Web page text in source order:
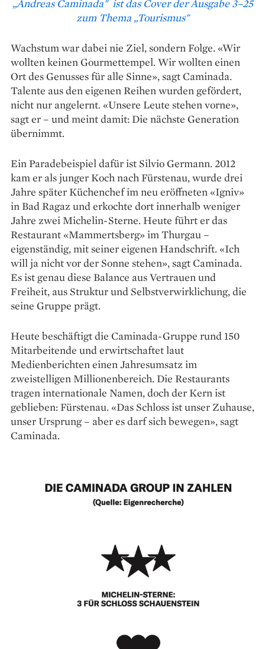
„Andreas Caminada" ist das Cover der Ausgabe 3–25
zum Thema „Tourismus"
Wachstum war dabei nie Ziel, sondern Folge. «Wir
wollten keinen Gourmettempel. Wir wollten einen
Ort des Genusses für alle Sinne», sagt Caminada.
Talente aus den eigenen Reihen wurden gefördert,
nicht nur angelernt. «Unsere Leute stehen vorne»,
sagt er – und meint damit: Die nächste Generation
übernimmt.
Ein Paradebeispiel dafür ist Silvio ­Germann. 2012
kam er als junger Koch nach Fürstenau, wurde drei
Jahre später Küchenchef im neu eröffneten «Igniv»
in Bad Ragaz und erkochte dort innerhalb weniger
Jahre zwei Michelin-Sterne. Heute führt er das
Restaurant «Mammertsberg» im Thurgau –
eigenständig, mit seiner eigenen Handschrift. «Ich
will ja nicht vor der Sonne stehen», sagt Caminada.
Es ist genau diese Balance aus Vertrauen und
Freiheit, aus Struktur und Selbstverwirklichung, die
seine Gruppe prägt.
Heute beschäftigt die Caminada-Gruppe rund 150
Mitarbeitende und erwirtschaftet laut
Medienberichten einen Jahresumsatz im
zweistelligen Millionenbereich. Die Restaurants
tragen internationale Namen, doch der Kern ist
geblieben: Fürstenau. «Das Schloss ist unser Zuhause,
unser Ursprung – aber es darf sich bewegen», sagt
Caminada.